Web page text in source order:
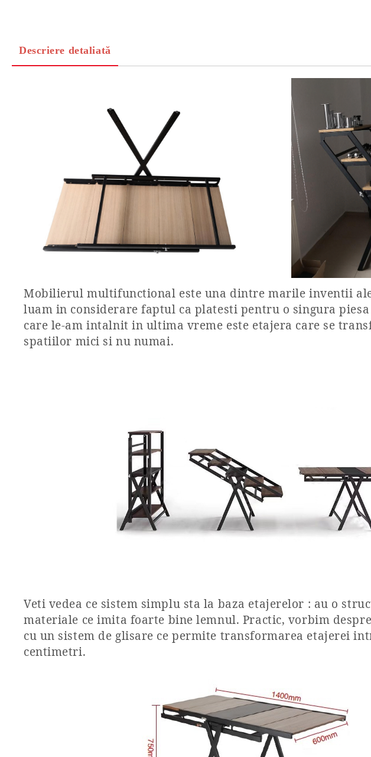
Descriere detaliată
Mobilierul multifunctional este una dintre marile inventii
luam in considerare faptul ca platesti pentru o singura
care le-am intalnit in ultima vreme este etajera care se
spatiilor mici si nu numai.
Veti vedea ce sistem simplu sta la baza etajerelor : au o
materiale ce imita foarte bine lemnul. Practic, vorbim
cu un sistem de glisare ce permite transformarea etajerei
centimetri.